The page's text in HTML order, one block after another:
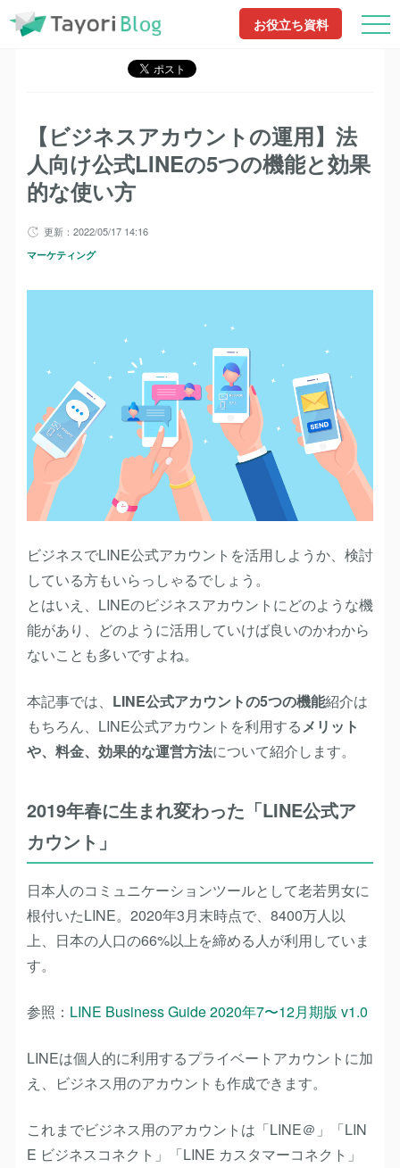
お役立ち資料
TayoriBlog 記事一覧
【ビジネスアカウントの運用】法人向け公式LINEの5つ
の機能と効果的な使い方
【ビジネスアカウントの運用】法
人向け公式LINEの5つの機能と効果
的な使い方
更新：2022/05/17 14:16
マーケティング
ビジネスでLINE公式アカウントを活用しようか、検討
している方もいらっしゃるでしょう。
とはいえ、LINEのビジネスアカウントにどのような機
能があり、どのように活用していけば良いのかわから
ないことも多いですよね。
本記事では、 LINE公式アカウントの5つの機能紹介は
もちろん、LINE公式アカウントを利用するメリット
や、料金、効果的な運営方法について紹介します。
2019年春に生まれ変わった「LINE公式ア
カウント」
日本人のコミュニケーションツールとして老若男女に
根付いたLINE。2020年3月末時点で、8400万人以
上、日本の人口の66%以上を締める人が利用していま
す。
参照： LINE Business Guide 2020年7〜12月期版 v1.0
LINEは個人的に利用するプライベートアカウントに加
え、ビジネス用のアカウントも作成できます。
これまでビジネス用のアカウントは「LINE＠」「LIN
E ビジネスコネクト」「LINE カスタマーコネクト」